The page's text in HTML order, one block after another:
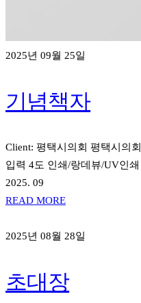
2025년 09월 25일
기념책자
Client: 평택시의회 평택시의
입력 4도 인쇄/랑데뷰/UV인쇄
2025. 09
READ MORE
2025년 08월 28일
초대장